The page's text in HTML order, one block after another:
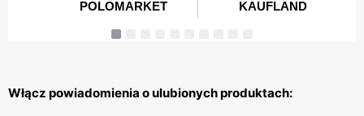
Włącz powiadomienia o ulubionych produktach: